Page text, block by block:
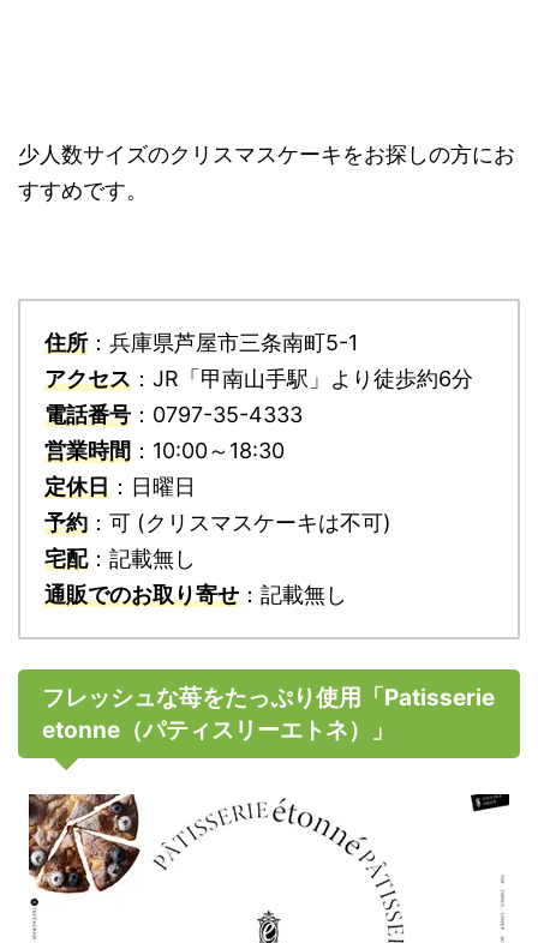
少人数サイズのクリスマスケーキをお探しの方にお
すすめです。
住所 ：兵庫県芦屋市三条南町5-1
アクセス ：JR「甲南山手駅」より徒歩約6分
電話番号 ：0797-35-4333
営業時間 ：10:00～18:30
定休日 ：日曜日
予約 ：可 (クリスマスケーキは不可)
宅配：記載無し
通販でのお取り寄せ ：記載無し
フレッシュな苺をたっぷり使用「Patisserie
etonne（パティスリーエトネ）」